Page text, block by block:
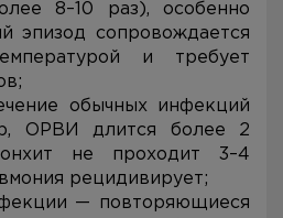
8–10 раз), особенно
эпизод сопровождается
и требует
обычных инфекций
ОРВИ длится более 2
не проходит 3–4
рецидивирует;
— повторяющиеся